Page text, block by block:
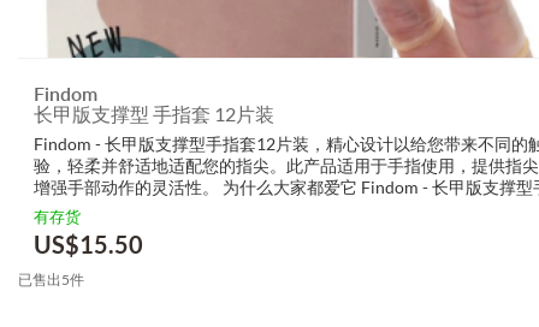
Findom
长甲版支撑型 手指套 12片装
Findom - 长甲版支撑型手指套12片装，精心设计以给您带来不同的
验，轻柔并舒适地适配您的指尖。此产品适用于手指使用，提供指
增强手部动作的灵活性。 为什么大家都爱它 Findom - 长甲版支撑型
12片装 手指专用设计，安全舒适 避免指甲、饰品等硌损 ...
有存货
US$15.50
已售出5件